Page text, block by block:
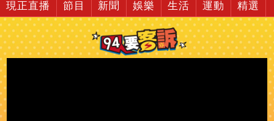
現正直播 節目 新聞 娛樂 生活 運動 精選